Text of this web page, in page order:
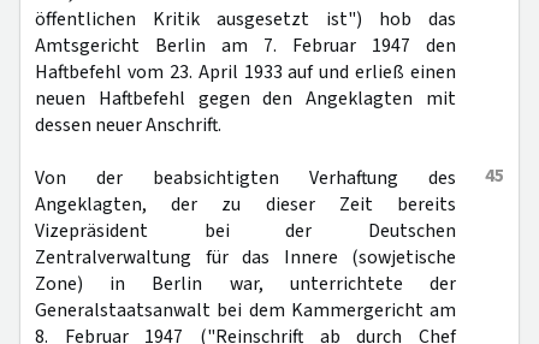
öffentlichen Kritik ausgesetzt ist") hob das
Amtsgericht Berlin am 7. Februar 1947 den
Haftbefehl vom 23. April 1933 auf und erließ einen
neuen Haftbefehl gegen den Angeklagten mit
dessen neuer Anschrift.
45
Von der beabsichtigten Verhaftung des
Angeklagten, der zu dieser Zeit bereits
Vizepräsident bei der Deutschen
Zentralverwaltung für das Innere (sowjetische
Zone) in Berlin war, unterrichtete der
Generalstaatsanwalt bei dem Kammergericht am
8. Februar 1947 ("Reinschrift ab durch Chef